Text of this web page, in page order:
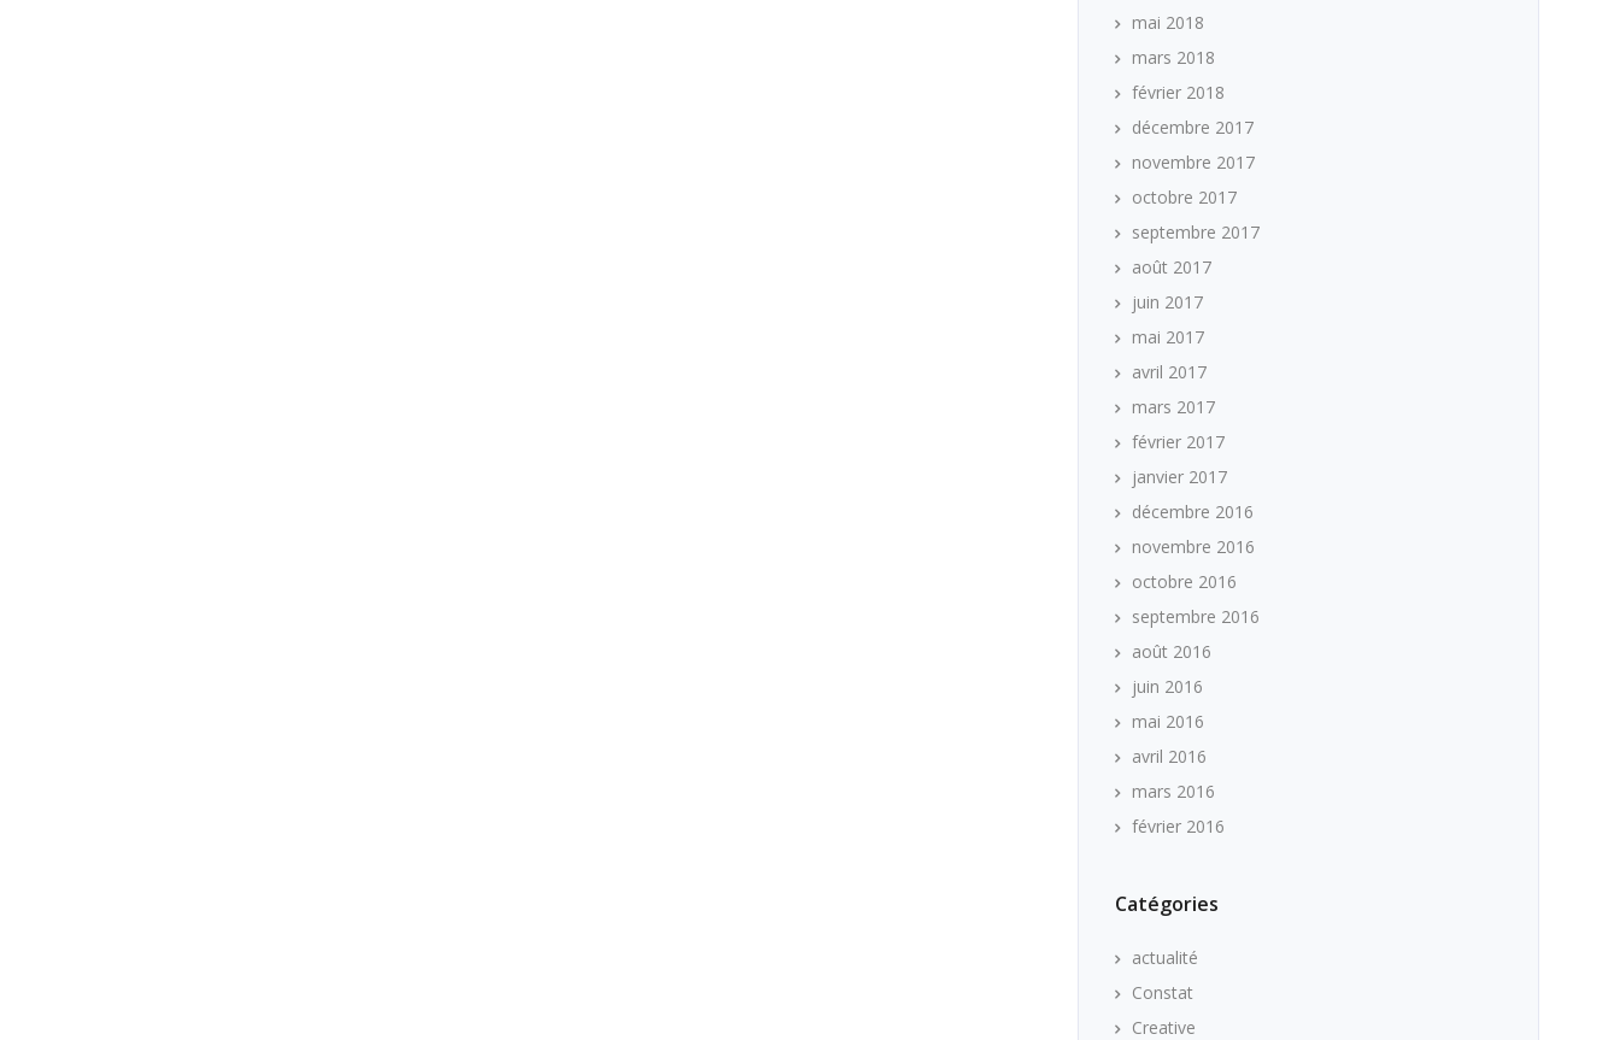
mai 2018
mars 2018
février 2018
décembre 2017
novembre 2017
octobre 2017
septembre 2017
août 2017
juin 2017
mai 2017
avril 2017
mars 2017
février 2017
janvier 2017
décembre 2016
novembre 2016
octobre 2016
septembre 2016
août 2016
juin 2016
mai 2016
avril 2016
mars 2016
février 2016
Catégories
actualité
Constat
Creative